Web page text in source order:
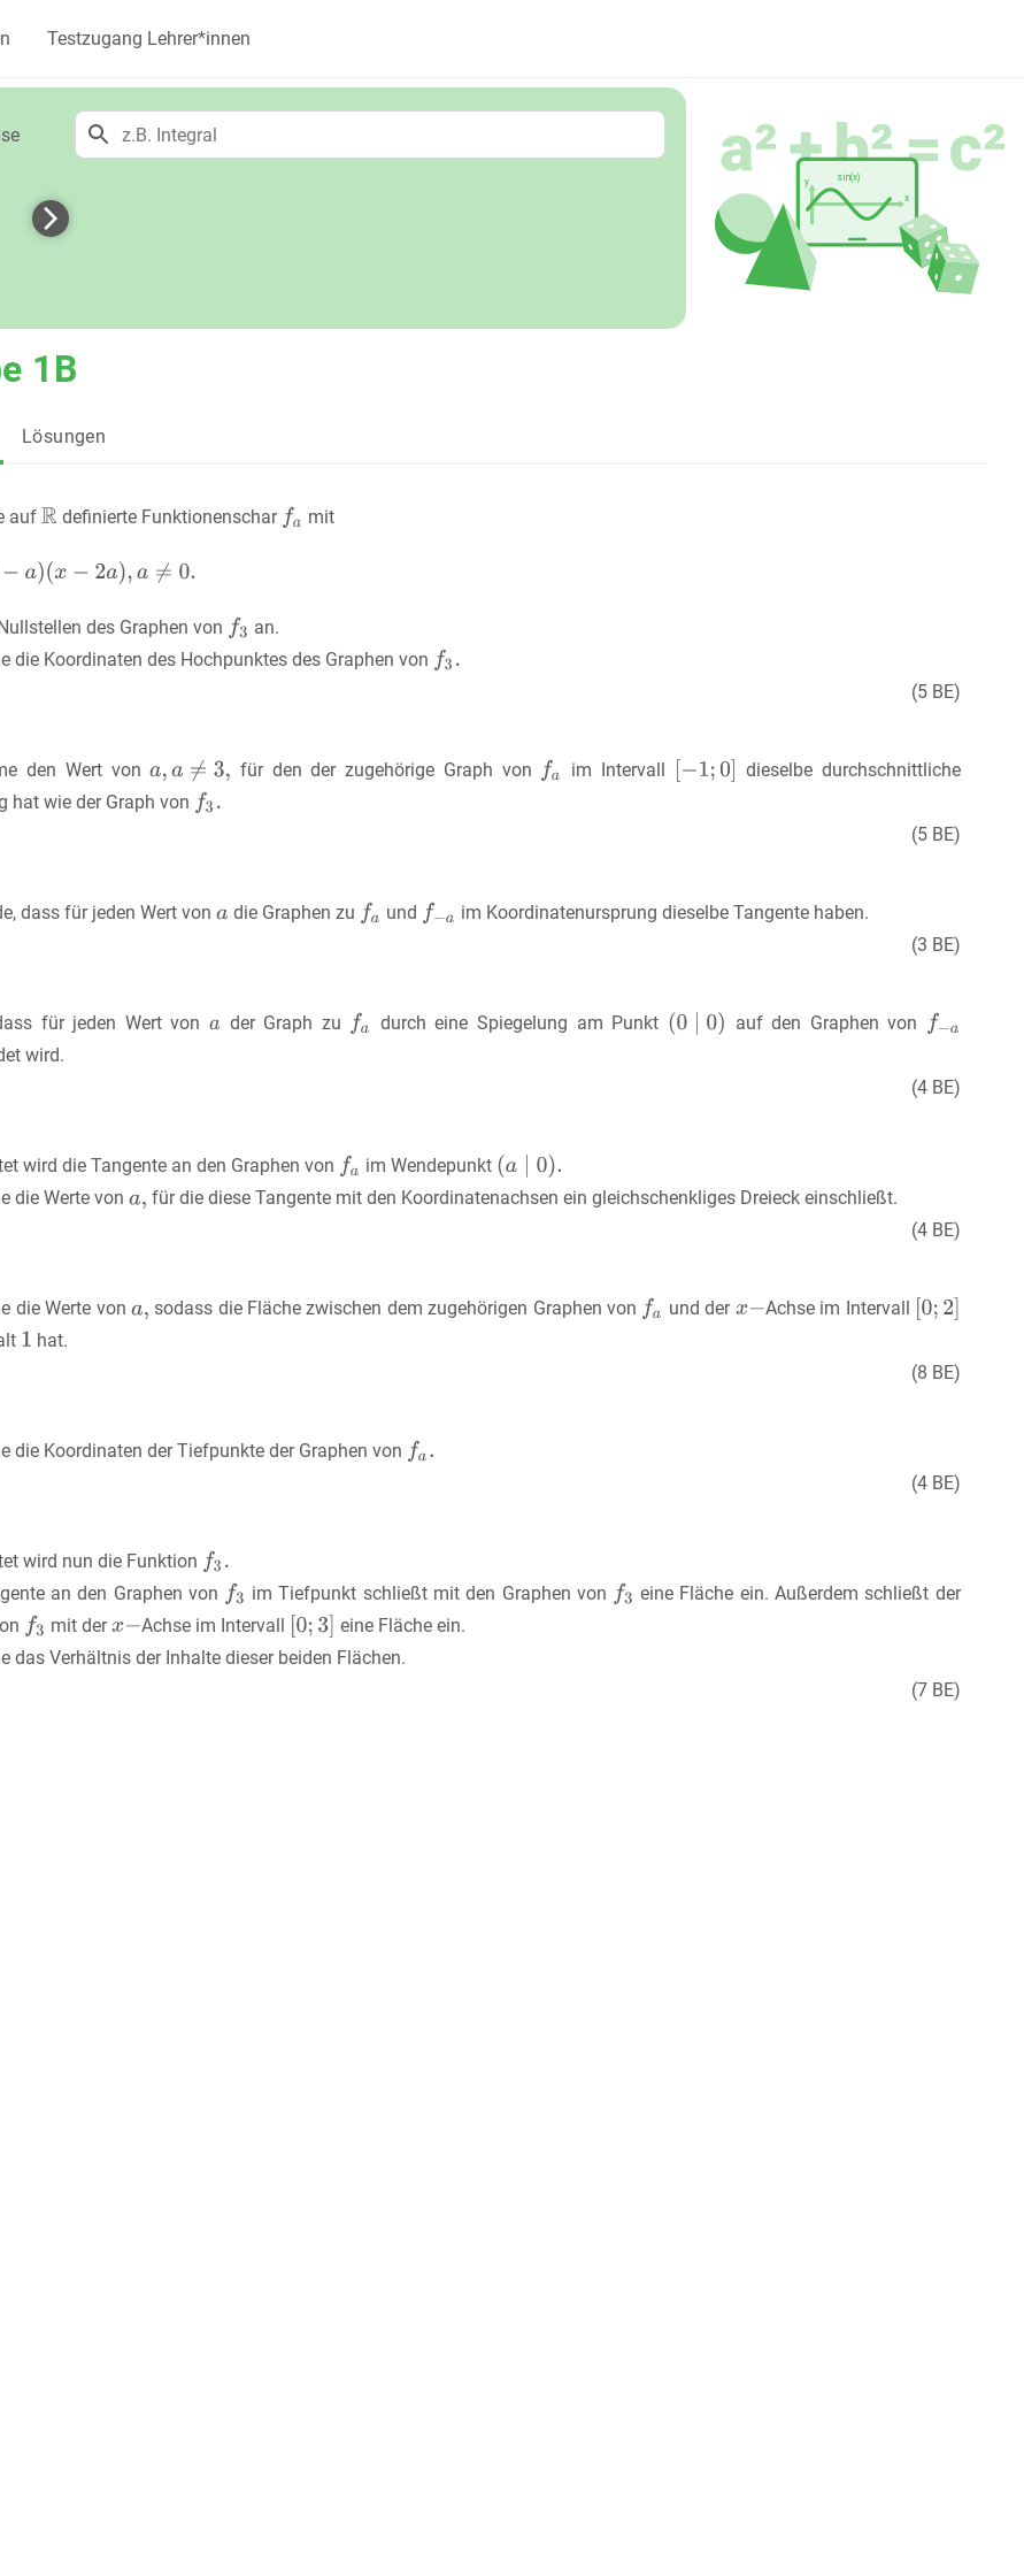
Testzugang Lehrer*innen
1B
Lösungen
auf definierte Funktionenschar mit
des Graphen von
an.
die Koordinaten des Hochpunktes des Graphen von
(5 BE)
den Wert von für den der zugehörige Graph von im Intervall
dieselbe durchschnittliche
hat wie der Graph von
(5 BE)
dass für jeden Wert von die Graphen zu und
im Koordinatenursprung dieselbe Tangente haben.
(3 BE)
für jeden Wert von der Graph zu durch eine Spiegelung am Punkt
auf den Graphen von
wird.
(4 BE)
wird die Tangente an den Graphen von
im Wendepunkt
die Werte von
für die diese Tangente mit den Koordinatenachsen ein gleichschenkliges Dreieck einschließt.
(4 BE)
die Werte von sodass die Fläche zwischen dem zugehörigen Graphen von und der
Achse im Intervall
hat.
(8 BE)
die Koordinaten der Tiefpunkte der Graphen von
(4 BE)
wird nun die Funktion
an den Graphen von
im Tiefpunkt schließt mit den Graphen von
eine Fläche ein. Außerdem schließt der
mit der Achse im Intervall
eine Fläche ein.
das Verhältnis der Inhalte dieser beiden Flächen.
(7 BE)